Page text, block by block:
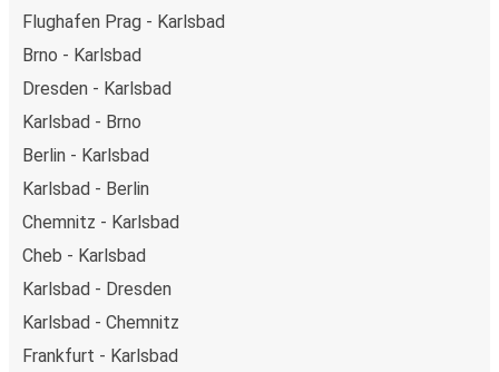
Flughafen Prag - Karlsbad
Brno - Karlsbad
Dresden - Karlsbad
Karlsbad - Brno
Berlin - Karlsbad
Karlsbad - Berlin
Chemnitz - Karlsbad
Cheb - Karlsbad
Karlsbad - Dresden
Karlsbad - Chemnitz
Frankfurt - Karlsbad